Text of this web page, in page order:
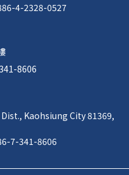
4-2328-0527
8606
Kaohsiung City 81369,
7-341-8606